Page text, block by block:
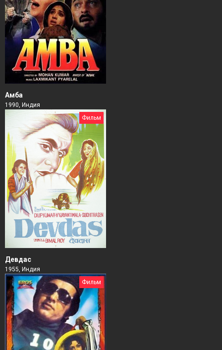
Амба
1990, Индия
Фильм
Девдас
1955, Индия
Фильм